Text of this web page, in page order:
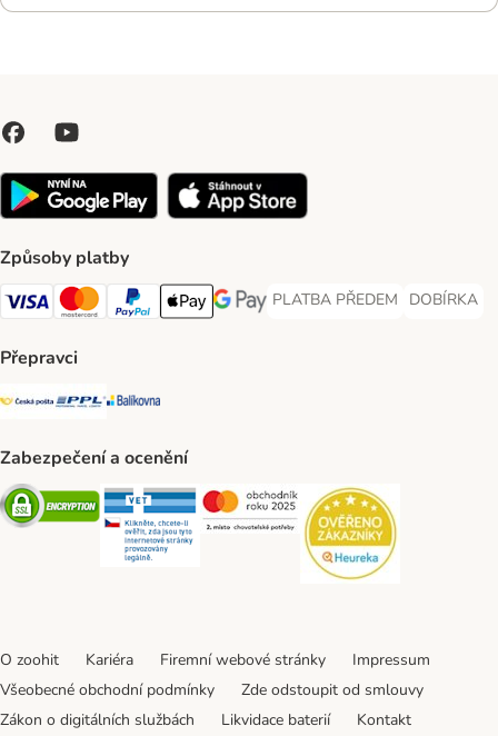
Způsoby platby
Visa Payment Method
Mastercard Payment Method
PayPal Payment Method
Apple pay Payment Method
GooglePay Payment Method
PLATBA PŘEDEM
PLATBA PŘEDEM Payment
DOBÍRKA
DOBÍRKA
Přepravci
Česká pošta Shipping Method
PPL Shipping Method
Balíkovna Shipping Method
Zabezpečení a ocenění
Security Security Security
O zoohit Kariéra Firemní webové stránky
Impressum
Všeobecné obchodní podmínky
Zde odstoupit od smlouvy
Zákon o digitálních službách
Likvidace baterií Kontakt